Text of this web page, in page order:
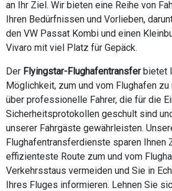
an Ihr Ziel. Wir bieten eine Reihe von
Ihren Bedürfnissen und Vorlieben,
den VW Passat Kombi und einen
Vivaro mit viel Platz für Gepäck.
Der Flyingstar-Flughafentransferbietet
Möglichkeit, zum und vom Flughafen
über professionelle Fahrer, die für die
Sicherheitsprotokollen geschult sind
unserer Fahrgäste gewährleisten.
Flughafentransferdienste sparen Ihnen
effizienteste Route zum und vom
Verkehrsstaus vermeiden und Sie in
Ihres Fluges informieren. Lehnen Sie